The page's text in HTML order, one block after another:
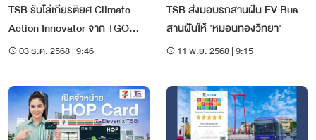
TSB รับโล่เกียรติยศ Climate
Action Innovator จาก TGO
Forum&TCNN 2025
03 ธ.ค. 2568 | 9:46
TSB ส่งมอบรถสานฝัน EV Bus
สานฝันให้ 'หมอนทองวิทยา'
11 พ.ย. 2568 | 9:15